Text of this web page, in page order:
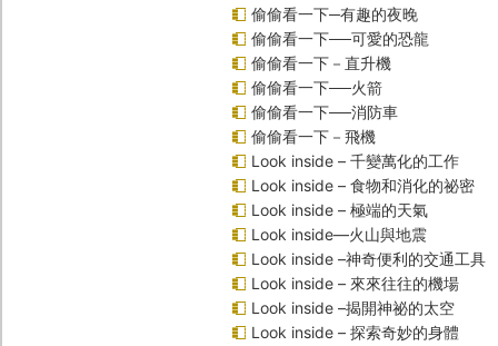
偷偷看一下─有趣的夜晚
偷偷看一下──可愛的恐龍
偷偷看一下－直升機
偷偷看一下──火箭
偷偷看一下──消防車
偷偷看一下－飛機
Look inside – 千變萬化的工作
Look inside – 食物和消化的祕密
Look inside – 極端的天氣
Look inside—火山與地震
Look inside –神奇便利的交通工具
Look inside – 來來往往的機場
Look inside –揭開神祕的太空
Look inside – 探索奇妙的身體